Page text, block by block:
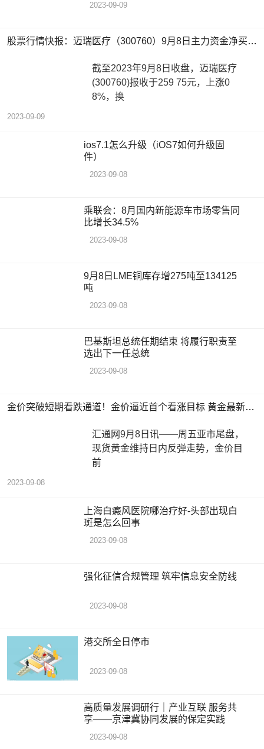
2023-09-09
股票行情快报：迈瑞医疗（300760）9月8日主力资金净买入6757.05万元
截至2023年9月8日收盘，迈瑞医疗
(300760)报收于259 75元，上涨0
8%，换
2023-09-09
ios7.1怎么升级（iOS7如何升级固
件）
2023-09-08
乘联会：8月国内新能源车市场零售同
比增长34.5%
2023-09-08
9月8日LME铜库存增275吨至134125
吨
2023-09-08
巴基斯坦总统任期结束 将履行职责至
选出下一任总统
2023-09-08
金价突破短期看跌通道！金价逼近首个看涨目标 黄金最新日内交易分析
汇通网9月8日讯——周五亚市尾盘，
现货黄金维持日内反弹走势，金价目
前
2023-09-08
上海白癜风医院哪治疗好-头部出现白
斑是怎么回事
2023-09-08
强化征信合规管理 筑牢信息安全防线
2023-09-08
港交所全日停市
2023-09-08
高质量发展调研行｜产业互联 服务共
享——京津冀协同发展的保定实践
2023-09-08